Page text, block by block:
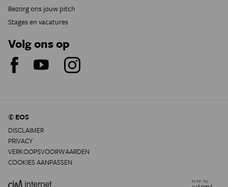
Bezorg ons jouw pitch
Stages en vacatures
Volg ons op
© EOS
DISCLAIMER
PRIVACY
VERKOOPSVOORWAARDEN
COOKIES AANPASSEN